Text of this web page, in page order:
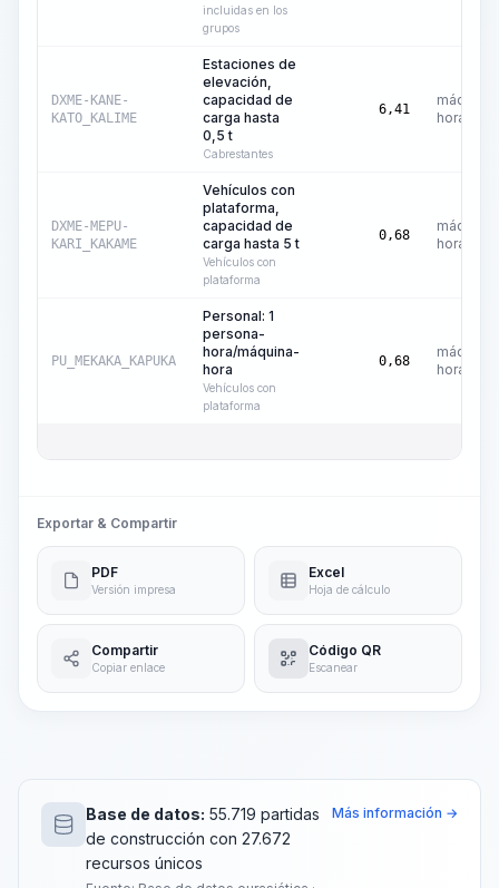
incluidas en los
grupos
DXME-KANE-
KATO_KALIME
Estaciones de
elevación,
capacidad de
carga hasta
0,5 t
Cabrestantes
6,41
máquina-
hora
DXME-MEPU-
KARI_KAKAME
Vehículos con
plataforma,
capacidad de
carga hasta 5 t
Vehículos con
plataforma
0,68
máquina-
hora
PU_MEKAKA_KAPUKA
Personal: 1
persona-
hora/máquina-
hora
Vehículos con
plataforma
0,68
máquina-
hora
Exportar & Compartir
PDF
Versión impresa
Excel
Hoja de cálculo
Compartir
Copiar enlace
Código QR
Escanear
Base de datos: 55.719 partidas
de construcción con 27.672
recursos únicos
Más información →